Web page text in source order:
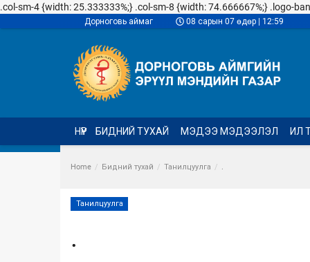
.col-sm-4 {width: 25.333333%;} .col-sm-8 {width: 74.666667%;} .logo-
Дорноговь аймаг 08 сарын 07 өдөр | 12:59
НҮҮР БИДНИЙ ТУХАЙ МЭДЭЭ МЭДЭЭЛЭЛ ИЛ
Home Бидний тухай Танилцуулга .
Танилцуулга
.